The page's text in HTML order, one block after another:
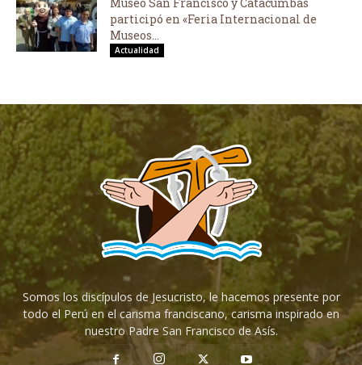
participó en «Feria Internacional de
Museos...
Actualidad
Somos los discípulos de Jesucristo, le hacemos presente por
todo el Perú en el carisma franciscano, carisma inspirado en
nuestro Padre San Francisco de Asís.